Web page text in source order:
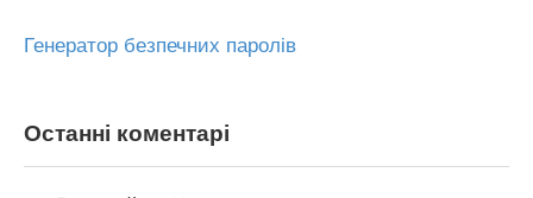
Генератор безпечних паролів
Останні коментарі